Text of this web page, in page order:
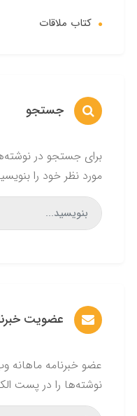
کتاب ملاقات
جستجو
برای جستجو در
مورد نظر خود را
عضویت
عضو خبرنامه ماهانه
نوشته‌ها را در پست